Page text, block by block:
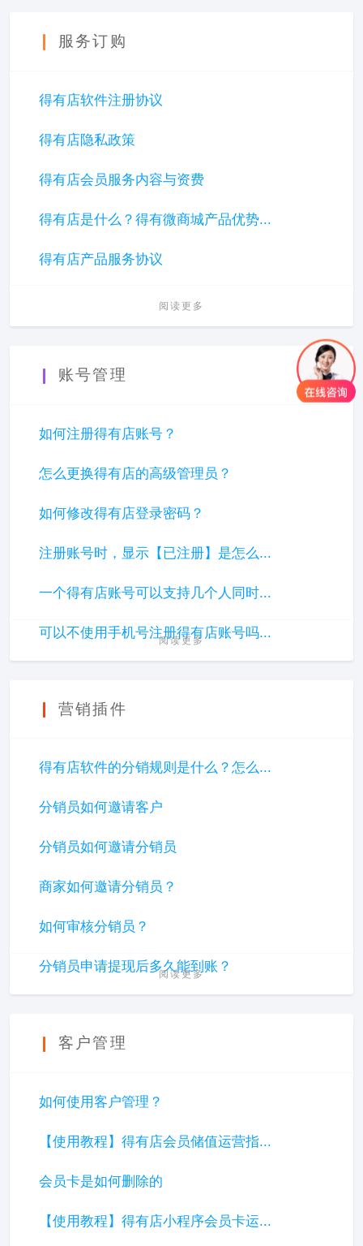
服务订购
得有店软件注册协议
得有店隐私政策
得有店会员服务内容与资费
得有店是什么？得有微商城产品优势...
得有店产品服务协议
阅读更多
账号管理
如何注册得有店账号？
怎么更换得有店的高级管理员？
如何修改得有店登录密码？
注册账号时，显示【已注册】是怎么...
一个得有店账号可以支持几个人同时...
可以不使用手机号注册得有店账号吗...
阅读更多
营销插件
得有店软件的分销规则是什么？怎么...
分销员如何邀请客户
分销员如何邀请分销员
商家如何邀请分销员？
如何审核分销员？
分销员申请提现后多久能到账？
阅读更多
客户管理
如何使用客户管理？
【使用教程】得有店会员储值运营指...
会员卡是如何删除的
【使用教程】得有店小程序会员卡运...